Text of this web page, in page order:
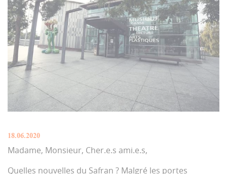
18.06.2020
Madame, Monsieur, Cher.e.s ami.e.s,
Quelles nouvelles du Safran ? Malgré les portes